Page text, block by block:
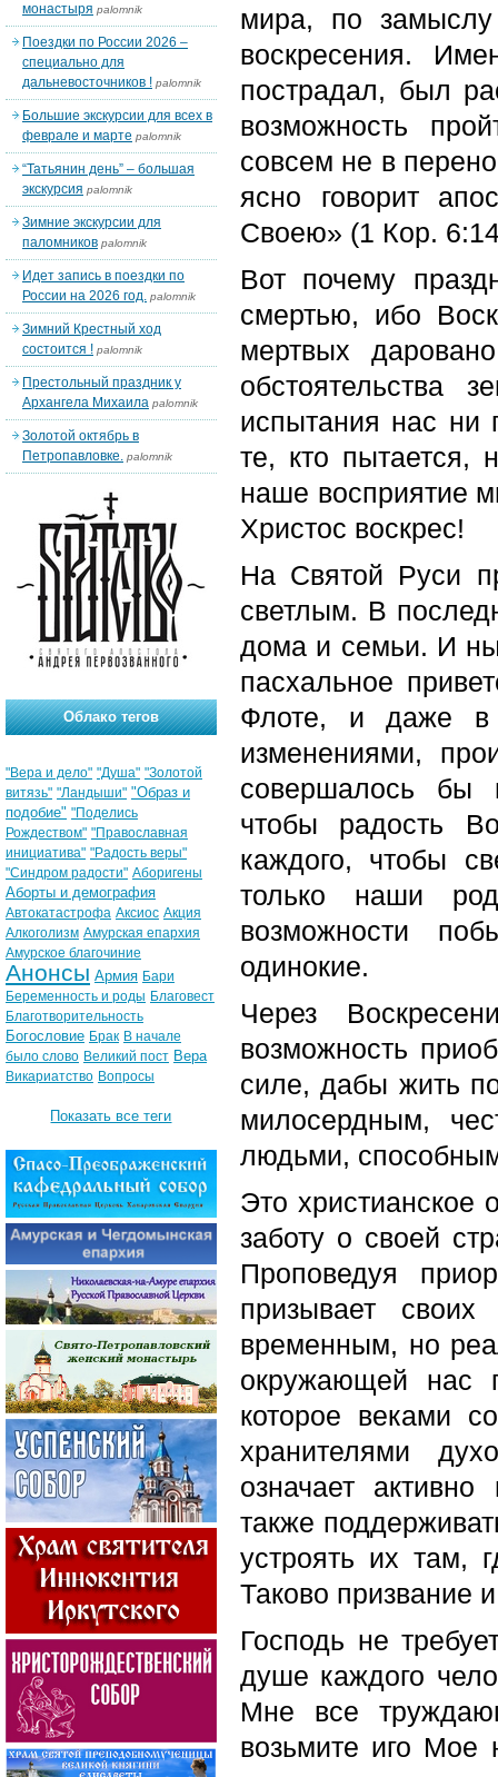
мира, по
воскресения.
пострадал, был
возможность
совсем не в
ясно говорит
Своею» (1 Кор.
Вот почему
смертью, ибо
мертвых
обстоятельства
испытания нас ни
те, кто пытается,
наше восприятие
Христос воскрес!
На Святой Руси
светлым. В
дома и семьи. И
пасхальное
Флоте, и даже в
изменениями,
совершалось бы
чтобы радость
каждого, чтобы
только наши
возможности
одинокие.
Через
возможность
силе, дабы жить
милосердным,
людьми,
Это христианское
заботу о своей
Проповедуя
призывает
временным, но
окружающей нас
которое веками
хранителями
означает
также
устроять их там,
Таково призвание
Господь не
душе каждого
Мне все
возьмите иго Мое
монастыря palomnik
Поездки по России 2026 –
специально для
дальневосточников ! palomnik
Большие экскурсии для всех в
феврале и марте palomnik
“Татьянин день” – большая
экскурсия palomnik
Зимние экскурсии для
паломников palomnik
Идет запись в поездки по
России на 2026 год. palomnik
Зимний Крестный ход
состоится ! palomnik
Престольный праздник у
Архангела Михаила palomnik
Золотой октябрь в
Петропавловке. palomnik
Облако тегов
"Вера и дело" "Душа" "Золотой
витязь" "Ландыши" "Образ и
подобие" "Поделись
Рождеством" "Православная
инициатива" "Радость веры"
"Синдром радости" Аборигены
Аборты и демография
Автокатастрофа Аксиос Акция
Алкоголизм Амурская епархия
Амурское благочиние
Анонсы Армия Бари
Беременность и роды Благовест
Благотворительность
Богословие Брак В начале
было слово Великий пост Вера
Викариатство Вопросы
Показать все теги